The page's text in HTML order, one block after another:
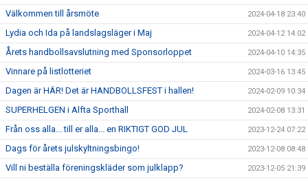
Välkommen till årsmöte 2024-04-18 23:40
Lydia och Ida på landslagsläger i Maj 2024-04-12 14:02
Årets handbollsavslutning med Sponsorloppet 2024-04-10 14:35
Vinnare på listlotteriet 2024-03-16 13:45
Dagen är HÄR! Det är HANDBOLLSFEST i hallen! 2024-02-09 10:34
SUPERHELGEN i Alfta Sporthall 2024-02-08 13:31
Från oss alla... till er alla... en RIKTIGT GOD JUL 2023-12-24 07:22
Dags för årets julskyltningsbingo! 2023-12-08 08:48
Vill ni beställa föreningskläder som julklapp? 2023-12-05 21:39